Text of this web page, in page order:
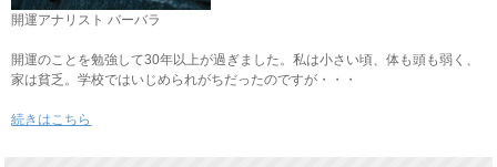
開運アナリスト バーバラ
開運のことを勉強して30年以上が過ぎました。私は小さい頃、体も頭も弱く、
家は貧乏。学校ではいじめられがちだったのですが・・・
続きはこちら